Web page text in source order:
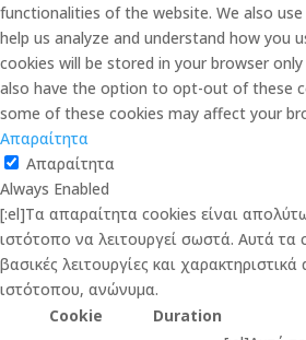
functionalities of the website. We also
help us analyze and understand how you
cookies will be stored in your browser
also have the option to opt-out of these
some of these cookies may affect your
Απαραίτητα
Απαραίτητα
Always Enabled
[:el]Τα απαραίτητα cookies είναι
ιστότοπο να λειτουργεί σωστά. Αυτά τα
βασικές λειτουργίες και
ιστότοπου, ανώνυμα.
Cookie
Duration